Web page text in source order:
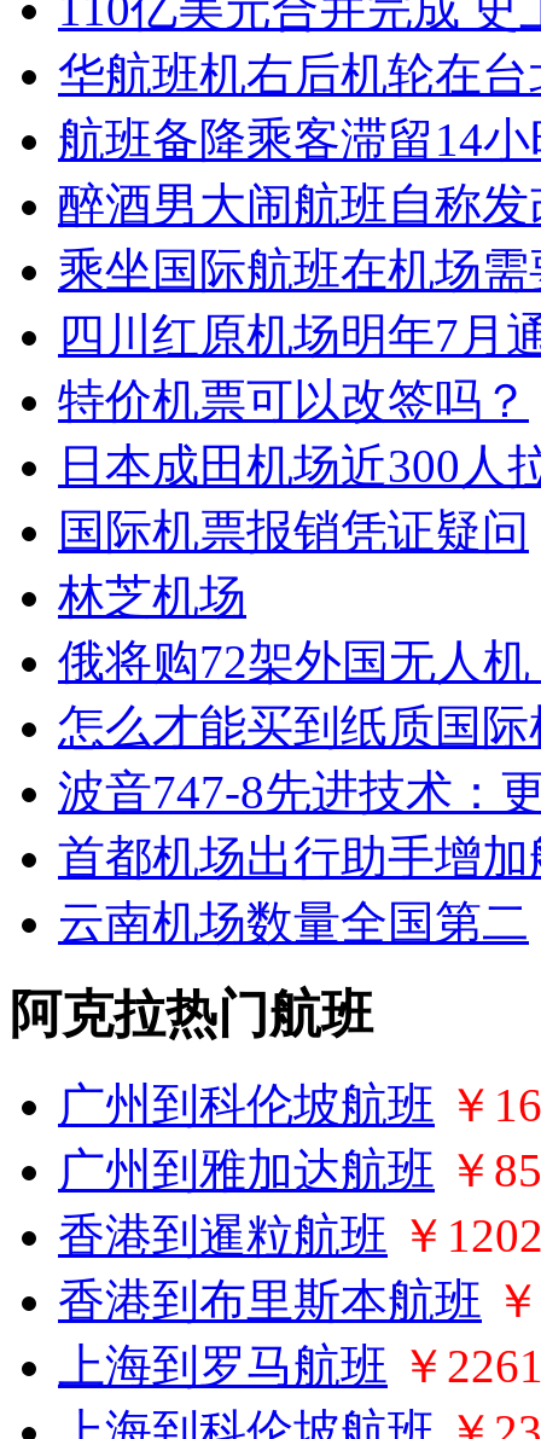
华航班机右后机轮在
航班备降乘客滞留14
醉酒男大闹航班自称
乘坐国际航班在机场
四川红原机场明年7月
特价机票可以改签吗？
日本成田机场近300人
国际机票报销凭证疑问
林芝机场
俄将购72架外国无人
怎么才能买到纸质国
波音747-8先进技术：
首都机场出行助手增
云南机场数量全国第二
阿克拉热门航班
广州到科伦坡航班 ￥
广州到雅加达航班 ￥
香港到暹粒航班 ￥
香港到布里斯本航班
上海到罗马航班 ￥